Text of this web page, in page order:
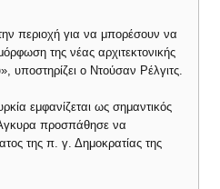
περιοχή για να μπορέσουν να
της νέας αρχιτεκτονικής
υποστηρίζει ο Ντούσαν Ρέλγιτς.
εμφανίζεται ως σημαντικός
Άγκυρα προσπάθησε να
της π. γ. Δημοκρατίας της